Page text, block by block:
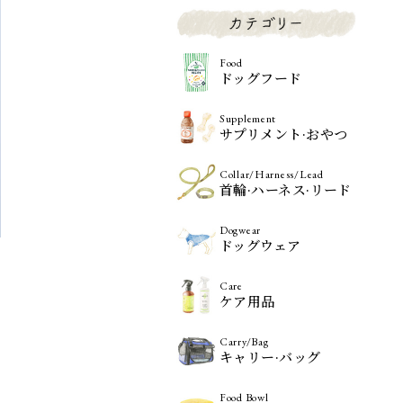
Food
ドッグフード
Supplement
サプリメント·おやつ
Collar/Harness/Lead
首輪·ハーネス·リード
Dogwear
ドッグウェア
Care
ケア用品
Carry/Bag
キャリー·バッグ
Food Bowl